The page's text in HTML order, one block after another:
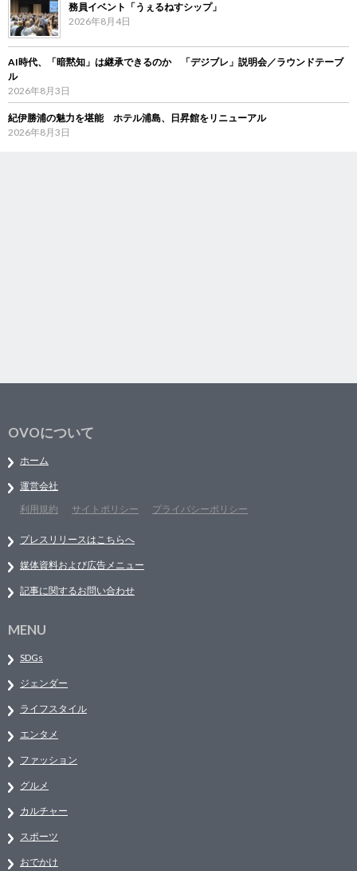
務員イベント「うぇるねすシップ」
2026年8月4日
AI時代、「暗黙知」は継承できるのか 「デジブレ」説明会／ラウンドテーブ
ル
2026年8月3日
紀伊勝浦の魅力を堪能 ホテル浦島、日昇館をリニューアル
2026年8月3日
OVOについて
ホーム
運営会社
利用規約
サイトポリシー プライバシーポリシー
プレスリリースはこちらへ
媒体資料および広告メニュー
記事に関するお問い合わせ
MENU
SDGs
ジェンダー
ライフスタイル
エンタメ
ファッション
グルメ
カルチャー
スポーツ
おでかけ